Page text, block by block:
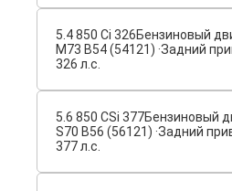
5.4 850 Ci 326Бензиновый
M73 B54 (54121) ·Задний
326 л.с.
5.6 850 CSi 377Бензиновый
S70 B56 (56121) ·Задний
377 л.с.